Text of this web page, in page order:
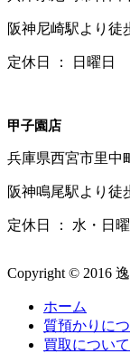
阪神尼崎駅より徒
定休日 ： 日曜日
甲子園店
兵庫県西宮市里中
阪神鳴尾駅より徒
定休日 ： 水・日曜
Copyright © 2016
ホーム
質預かりに
買取について